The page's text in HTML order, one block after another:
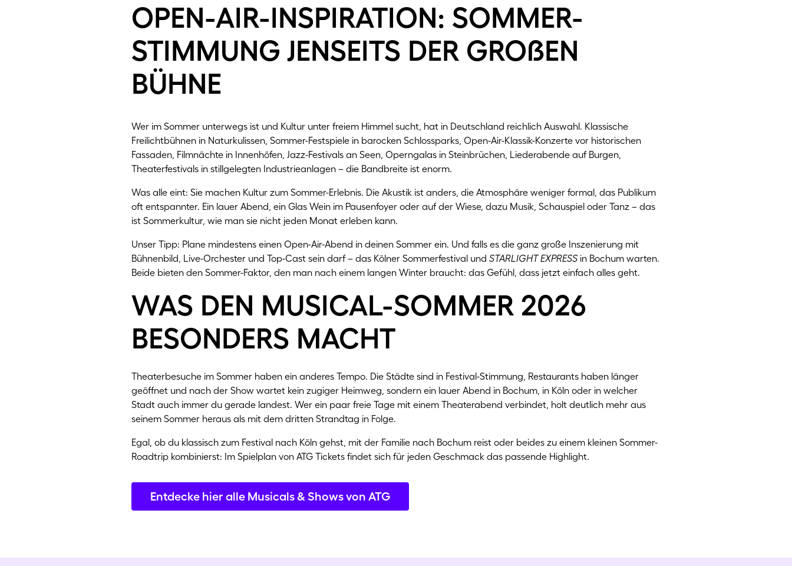
open-air-inspiration: sommer-
stimmung jenseits der großen
bühne
Wer im Sommer unterwegs ist und Kultur unter freiem Himmel sucht, hat in Deutschland reichlich Auswahl. Klassische
Freilichtbühnen in Naturkulissen, Sommer-Festspiele in barocken Schlossparks, Open-Air-Klassik-Konzerte vor historischen
Fassaden, Filmnächte in Innenhöfen, Jazz-Festivals an Seen, Operngalas in Steinbrüchen, Liederabende auf Burgen,
Theaterfestivals in stillgelegten Industrieanlagen – die Bandbreite ist enorm.
Was alle eint: Sie machen Kultur zum Sommer-Erlebnis. Die Akustik ist anders, die Atmosphäre weniger formal, das Publikum
oft entspannter. Ein lauer Abend, ein Glas Wein im Pausenfoyer oder auf der Wiese, dazu Musik, Schauspiel oder Tanz – das
ist Sommerkultur, wie man sie nicht jeden Monat erleben kann.
Unser Tipp: Plane mindestens einen Open-Air-Abend in deinen Sommer ein. Und falls es die ganz große Inszenierung mit
Bühnenbild, Live-Orchester und Top-Cast sein darf – das Kölner Sommerfestival und STARLIGHT EXPRESS in Bochum warten.
Beide bieten den Sommer-Faktor, den man nach einem langen Winter braucht: das Gefühl, dass jetzt einfach alles geht.
was den musical-sommer 2026
besonders macht
Theaterbesuche im Sommer haben ein anderes Tempo. Die Städte sind in Festival-Stimmung, Restaurants haben länger
geöffnet und nach der Show wartet kein zugiger Heimweg, sondern ein lauer Abend in Bochum, in Köln oder in welcher
Stadt auch immer du gerade landest. Wer ein paar freie Tage mit einem Theaterabend verbindet, holt deutlich mehr aus
seinem Sommer heraus als mit dem dritten Strandtag in Folge.
Egal, ob du klassisch zum Festival nach Köln gehst, mit der Familie nach Bochum reist oder beides zu einem kleinen Sommer-
Roadtrip kombinierst: Im Spielplan von ATG Tickets findet sich für jeden Geschmack das passende Highlight.
Entdecke hier alle Musicals & Shows von ATG